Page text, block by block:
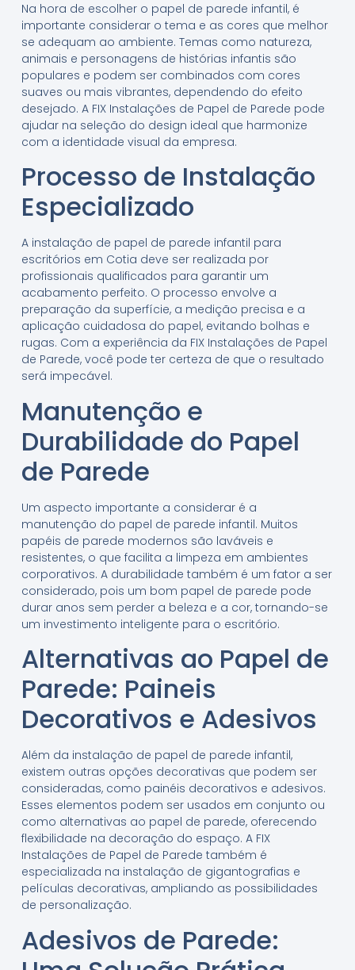
Na hora de escolher o papel de parede infantil, é
importante considerar o tema e as cores que melhor
se adequam ao ambiente. Temas como natureza,
animais e personagens de histórias infantis são
populares e podem ser combinados com cores
suaves ou mais vibrantes, dependendo do efeito
desejado. A FIX Instalações de Papel de Parede pode
ajudar na seleção do design ideal que harmonize
com a identidade visual da empresa.
Processo de Instalação
Especializado
A instalação de papel de parede infantil para
escritórios em Cotia deve ser realizada por
profissionais qualificados para garantir um
acabamento perfeito. O processo envolve a
preparação da superfície, a medição precisa e a
aplicação cuidadosa do papel, evitando bolhas e
rugas. Com a experiência da FIX Instalações de Papel
de Parede, você pode ter certeza de que o resultado
será impecável.
Manutenção e
Durabilidade do Papel
de Parede
Um aspecto importante a considerar é a
manutenção do papel de parede infantil. Muitos
papéis de parede modernos são laváveis e
resistentes, o que facilita a limpeza em ambientes
corporativos. A durabilidade também é um fator a ser
considerado, pois um bom papel de parede pode
durar anos sem perder a beleza e a cor, tornando-se
um investimento inteligente para o escritório.
Alternativas ao Papel de
Parede: Paineis
Decorativos e Adesivos
Além da instalação de papel de parede infantil,
existem outras opções decorativas que podem ser
consideradas, como painéis decorativos e adesivos.
Esses elementos podem ser usados em conjunto ou
como alternativas ao papel de parede, oferecendo
flexibilidade na decoração do espaço. A FIX
Instalações de Papel de Parede também é
especializada na instalação de gigantografias e
películas decorativas, ampliando as possibilidades
de personalização.
Adesivos de Parede: